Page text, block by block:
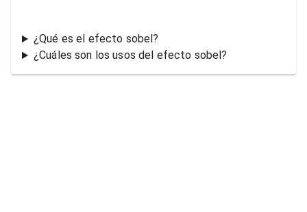
¿Qué es el efecto sobel?
¿Cuáles son los usos del efecto sobel?